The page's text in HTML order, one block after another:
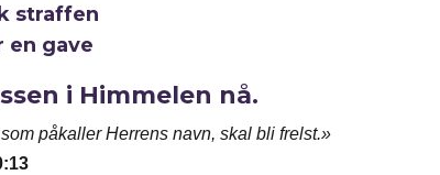
straffen
en gave
i Himmelen nå.
påkaller Herrens navn, skal bli frelst.»